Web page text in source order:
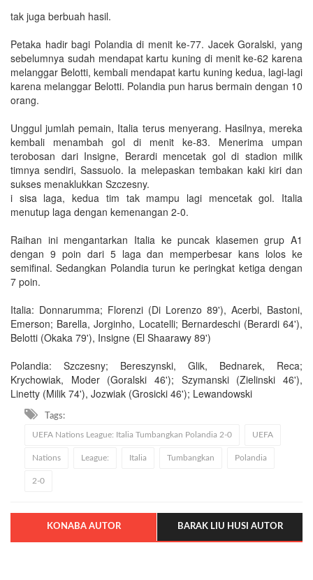
tak juga berbuah hasil.
Petaka hadir bagi Polandia di menit ke-77. Jacek Goralski, yang
sebelumnya sudah mendapat kartu kuning di menit ke-62 karena
melanggar Belotti, kembali mendapat kartu kuning kedua, lagi-lagi
karena melanggar Belotti. Polandia pun harus bermain dengan 10
orang.
Unggul jumlah pemain, Italia terus menyerang. Hasilnya, mereka
kembali menambah gol di menit ke-83. Menerima umpan
terobosan dari Insigne, Berardi mencetak gol di stadion milik
timnya sendiri, Sassuolo. Ia melepaskan tembakan kaki kiri dan
sukses menaklukkan Szczesny.
i sisa laga, kedua tim tak mampu lagi mencetak gol. Italia
menutup laga dengan kemenangan 2-0.
Raihan ini mengantarkan Italia ke puncak klasemen grup A1
dengan 9 poin dari 5 laga dan memperbesar kans lolos ke
semifinal. Sedangkan Polandia turun ke peringkat ketiga dengan
7 poin.
Italia: Donnarumma; Florenzi (Di Lorenzo 89'), Acerbi, Bastoni,
Emerson; Barella, Jorginho, Locatelli; Bernardeschi (Berardi 64'),
Belotti (Okaka 79'), Insigne (El Shaarawy 89')
Polandia: Szczesny; Bereszynski, Glik, Bednarek, Reca;
Krychowiak, Moder (Goralski 46'); Szymanski (Zielinski 46'),
Linetty (Milik 74'), Jozwiak (Grosicki 46'); Lewandowski
Tags:
UEFA Nations League: Italia Tumbangkan Polandia 2-0 UEFA
Nations League: Italia Tumbangkan Polandia
2-0
KONABA AUTOR BARAK LIU HUSI AUTOR